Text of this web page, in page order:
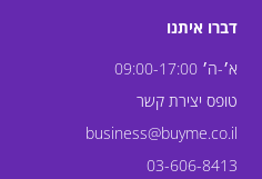
דברו איתנו
א׳-ה׳ 09:00-17:00
טופס יצירת קשר
business@buyme.co.il
03-606-8413